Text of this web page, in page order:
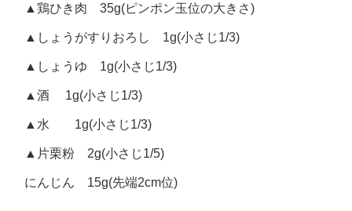
▲鶏ひき肉 35g(ピンポン玉位の大きさ)
▲しょうがすりおろし 1g(小さじ1/3)
▲しょうゆ 1g(小さじ1/3)
▲酒 1g(小さじ1/3)
▲水 1g(小さじ1/3)
▲片栗粉 2g(小さじ1/5)
にんじん 15g(先端2cm位)